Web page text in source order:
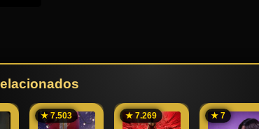
★ 7.503 ★ 7.269 ★ 7